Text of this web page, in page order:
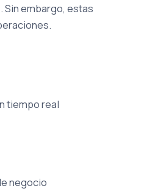
Sin embargo, estas
tiempo real
negocio